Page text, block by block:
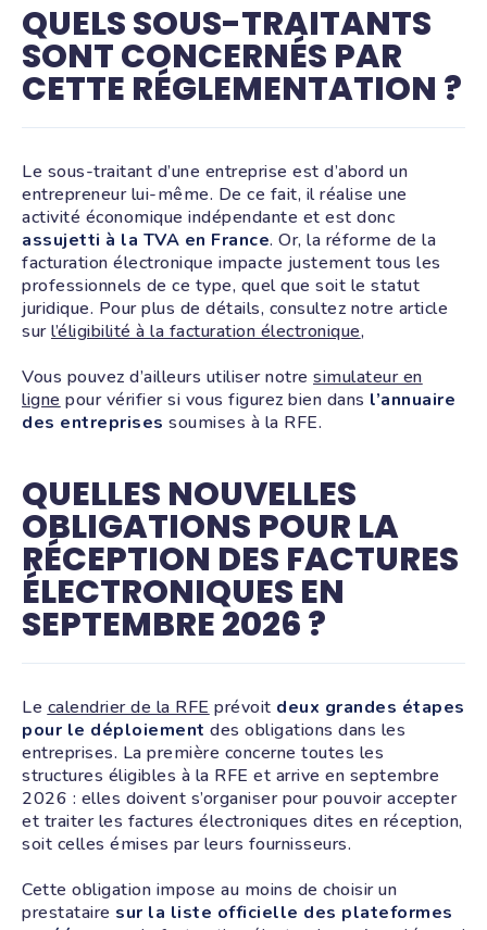
QUELS SOUS-TRAITANTS
SONT CONCERNÉS PAR
CETTE RÉGLEMENTATION ?
Le sous-traitant d’une entreprise est d’abord un
entrepreneur lui-même. De ce fait, il réalise une
activité économique indépendante et est donc
assujetti à la TVA en France. Or, la réforme de la
facturation électronique impacte justement tous les
professionnels de ce type, quel que soit le statut
juridique. Pour plus de détails, consultez notre article
surl’éligibilité à la facturation électronique,
Vous pouvez d’ailleurs utiliser notre simulateur en
ligne pour vérifier si vous figurez bien dans l’annuaire
des entreprises soumises à la RFE.
QUELLES NOUVELLES
OBLIGATIONS POUR LA
RÉCEPTION DES FACTURES
ÉLECTRONIQUES EN
SEPTEMBRE 2026 ?
Le calendrier de la RFE prévoit deux grandes étapes
pour le déploiement des obligations dans les
entreprises. La première concerne toutes les
structures éligibles à la RFE et arrive en septembre
2026 : elles doivent s’organiser pour pouvoir accepter
et traiter les factures électroniques dites en réception,
soit celles émises par leurs fournisseurs.
Cette obligation impose au moins de choisir un
prestataire sur la liste officielle des plateformes